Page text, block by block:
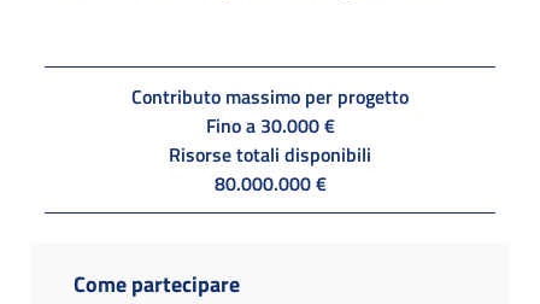
Contributo massimo per progetto
Fino a 30.000 €
Risorse totali disponibili
80.000.000 €
Come partecipare